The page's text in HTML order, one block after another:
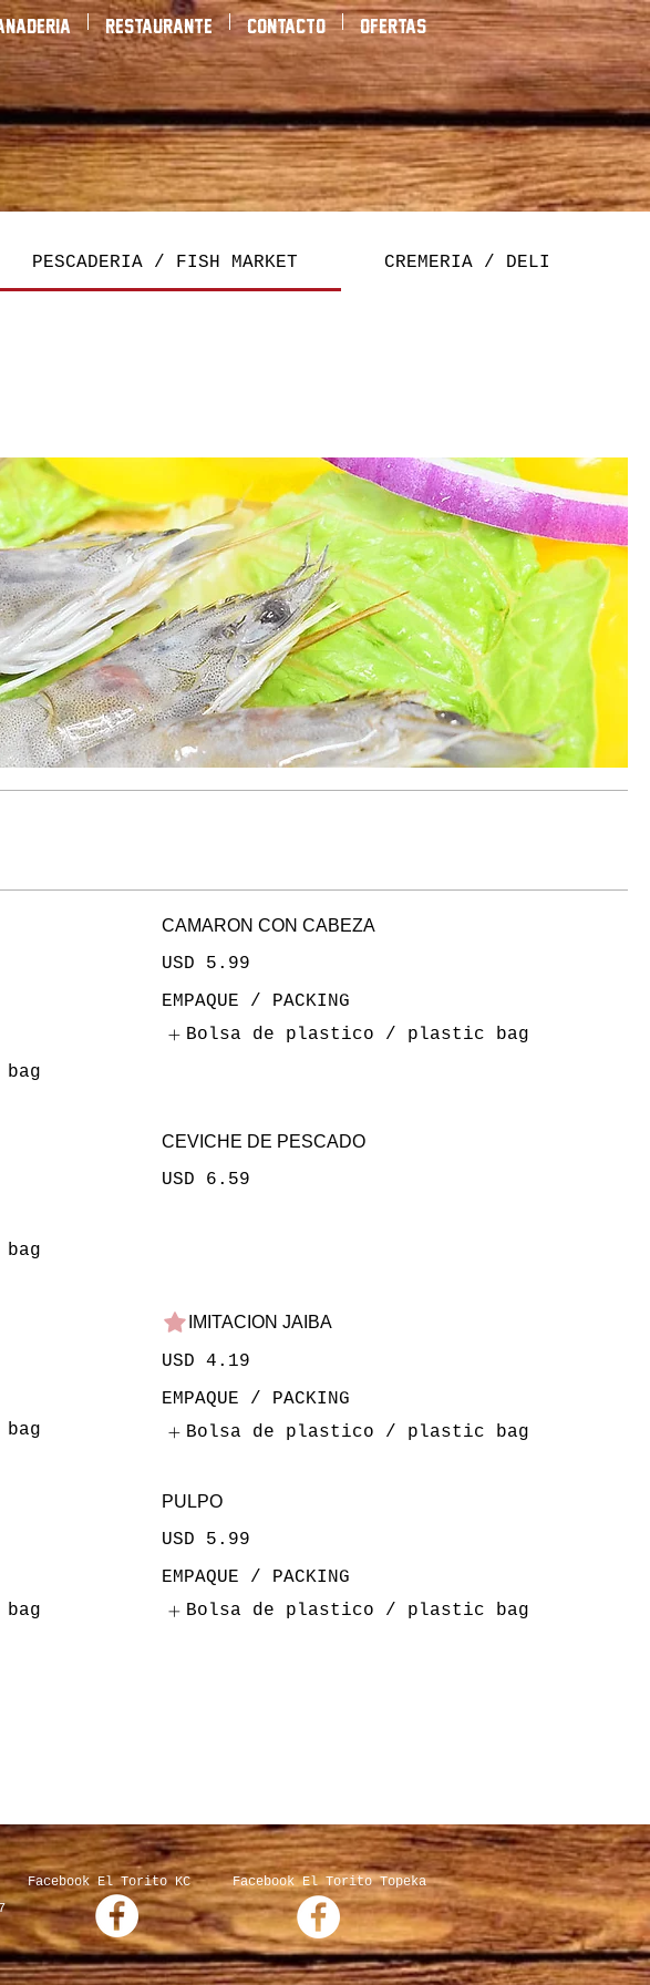
Restaurante Contacto Ofertas
PESCADERIA / FISH MARKET CREMERIA / DELI
CAMARON CON CABEZA
USD 5.99
EMPAQUE / PACKING
Bolsa de plastico / plastic bag
CEVICHE DE PESCADO
USD 6.59
IMITACION JAIBA
USD 4.19
EMPAQUE / PACKING
Bolsa de plastico / plastic bag
PULPO
USD 5.99
EMPAQUE / PACKING
Bolsa de plastico / plastic bag
Facebook El Torito KC Facebook El Torito Topeka